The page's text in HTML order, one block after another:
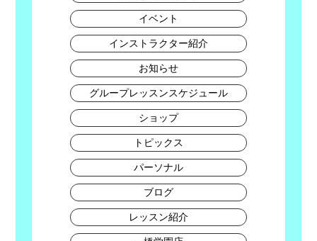
イベント
インストラクター紹介
お知らせ
グループレッスンスケジュール
ショップ
トピックス
パーソナル
ブログ
レッスン紹介